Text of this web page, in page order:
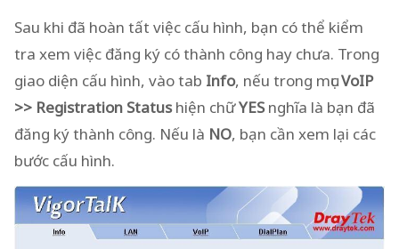
Sau khi đã hoàn tất việc cấu hình, bạn có thể kiểm
tra xem việc đăng ký có thành công hay chưa. Trong
giao diện cấu hình, vào tab Info, nếu trong mụcVoIP
>> Registration Statushiện chữYESnghĩa là bạn đã
đăng ký thành công. Nếu là NO, bạn cần xem lại các
bước cấu hình.